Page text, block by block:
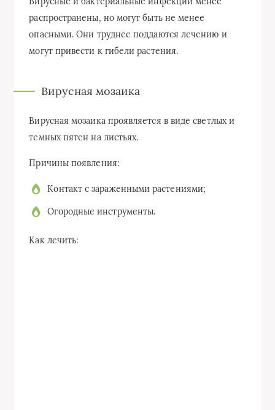
распространены, но могут быть не менее
опасными. Они труднее поддаются лечению и
могут привести к гибели растения.
Вирусная мозаика
Вирусная мозаика проявляется в виде светлых и
темных пятен на листьях.
Причины появления:
Контакт с зараженными растениями;
Огородные инструменты.
Как лечить: